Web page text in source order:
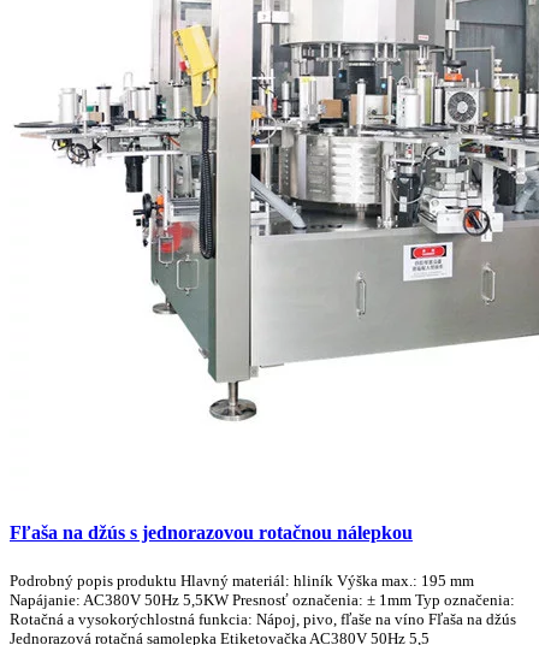
Fľaša na džús s jednorazovou rotačnou nálepkou
Podrobný popis produktu Hlavný materiál: hliník Výška max.: 195 mm
Napájanie: AC380V 50Hz 5,5KW Presnosť označenia: ± 1mm Typ označenia:
Rotačná a vysokorýchlostná funkcia: Nápoj, pivo, fľaše na víno Fľaša na džús
Jednorazová rotačná samolepka Etiketovačka AC380V 50Hz 5,5